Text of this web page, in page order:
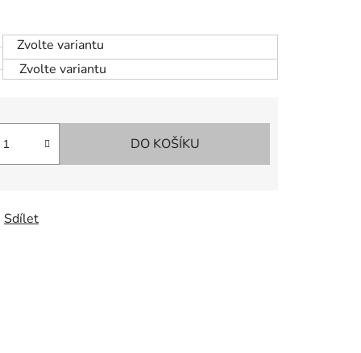
Zvolte variantu
Zvolte variantu
DO KOŠÍKU
Sdílet